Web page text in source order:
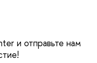
и отправьте нам